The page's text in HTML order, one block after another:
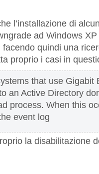
l’installazione di
ad Windows XP
quindi una
proprio i casi in
that use Gigabit
an Active Directory
process. When this
event log
la disabilitazione